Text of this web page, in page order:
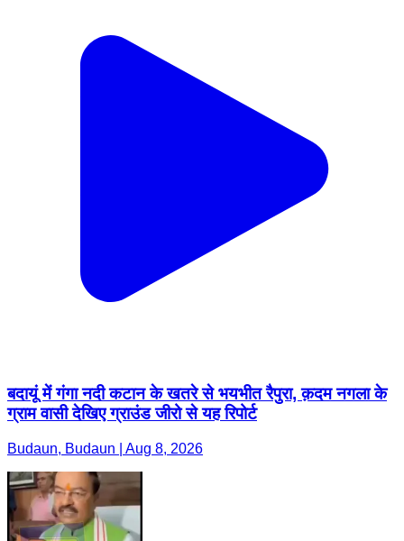
बदायूं में गंगा नदी कटान के खतरे से भयभीत रैपुरा, क़दम नगला के
ग्राम वासी देखिए ग्राउंड जीरो से यह रिपोर्ट
Budaun, Budaun | Aug 8, 2026